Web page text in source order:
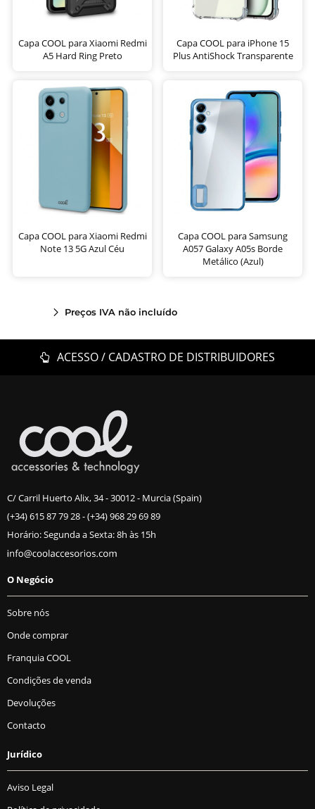
Capa COOL para Xiaomi Redmi
A5 Hard Ring Preto
Capa COOL para iPhone 15
Plus AntiShock Transparente
Capa COOL para Xiaomi Redmi
Note 13 5G Azul Céu
Capa COOL para Samsung
A057 Galaxy A05s Borde
Metálico (Azul)
Preços IVA não incluído
ACESSO / CADASTRO DE DISTRIBUIDORES
C/ Carril Huerto Alix, 34 - 30012 - Murcia (Spain)
(+34) 615 87 79 28-(+34) 968 29 69 89
Horário: Segunda a Sexta: 8h às 15h
O Negócio
Sobre nós
Onde comprar
Franquia COOL
Condições de venda
Devoluções
Contacto
Jurídico
Aviso Legal